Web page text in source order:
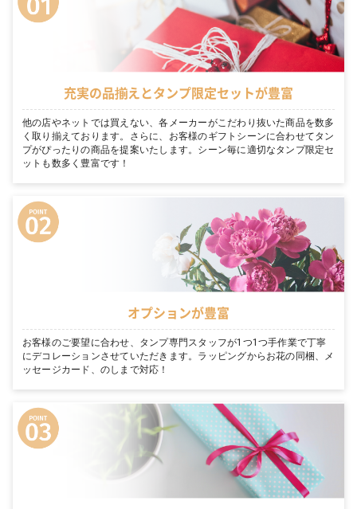
充実の品揃えとタンプ限定セットが豊富
他の店やネットでは買えない、各メーカーがこだわり抜いた商品を数多
く取り揃えております。さらに、お客様のギフトシーンに合わせてタン
プがぴったりの商品を提案いたします。シーン毎に適切なタンプ限定セ
ットも数多く豊富です！
オプションが豊富
お客様のご要望に合わせ、タンプ専門スタッフが1つ1つ手作業で丁寧
にデコレーションさせていただきます。ラッピングからお花の同梱、メ
ッセージカード、のしまで対応！